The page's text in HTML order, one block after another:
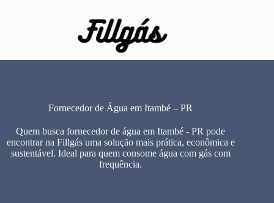
Fornecedor de Água em Itambé – PR
Quem busca fornecedor de água em Itambé - PR pode
encontrar na Fillgás uma solução mais prática, econômica e
sustentável. Ideal para quem consome água com gás com
frequência.